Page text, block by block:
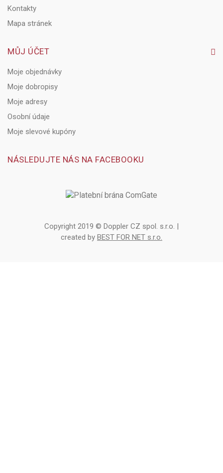
Kontakty
Mapa stránek
MŮJ ÚČET
Moje objednávky
Moje dobropisy
Moje adresy
Osobní údaje
Moje slevové kupóny
NÁSLEDUJTE NÁS NA FACEBOOKU
Copyright 2019 © Doppler CZ spol. s.r.o. |
created by BEST FOR NET s.r.o.